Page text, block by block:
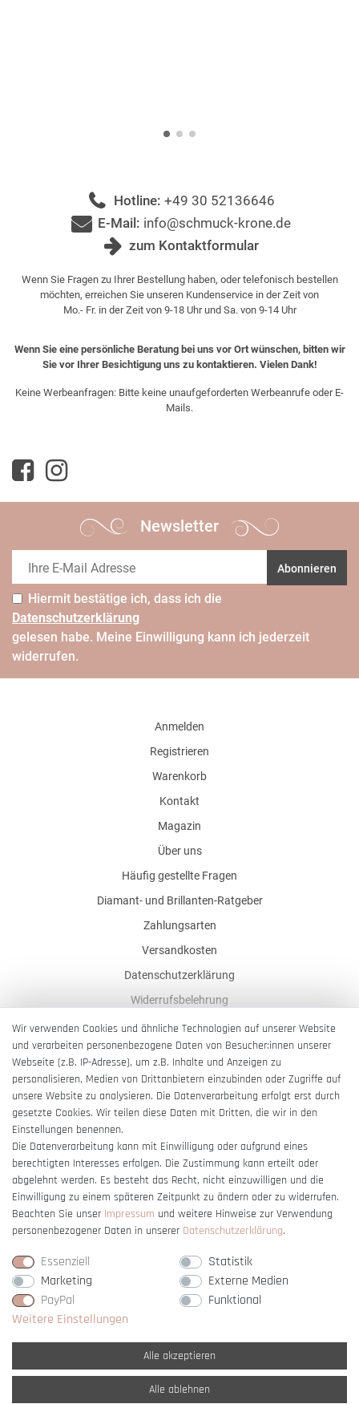
Hotline: +49 30 52136646
E-Mail: info@schmuck-krone.de
zum Kontaktformular
Wenn Sie Fragen zu Ihrer Bestellung haben, oder telefonisch bestellen
möchten, erreichen Sie unseren Kundenservice in der Zeit von
Mo.- Fr. in der Zeit von 9-18 Uhr und Sa. von 9-14 Uhr
Wenn Sie eine persönliche Beratung bei uns vor Ort wünschen, bitten wir
Sie vor Ihrer Besichtigung uns zu kontaktieren. Vielen Dank!
Keine Werbeanfragen: Bitte keine unaufgeforderten Werbeanrufe oder E-
Mails.
Newsletter
Abonnieren
Hiermit bestätige ich, dass ich die
Daten­schutz­erklärung
gelesen habe. Meine Einwilligung kann ich jederzeit
widerrufen.
Anmelden
Registrieren
Warenkorb
Kontakt
Magazin
Über uns
Häufig gestellte Fragen
Diamant- und Brillanten-Ratgeber
Zahlungsarten
Versandkosten
Datenschutzerklärung
Widerrufsbelehrung
AGB
Impressum
Barrierefreiheitserklärung
Vertrag widerrufen
Wir verwenden Cookies und ähnliche Technologien auf unserer Website
und verarbeiten personenbezogene Daten von Besucher:innen unserer
Webseite (z.B. IP-Adresse), um z.B. Inhalte und Anzeigen zu
personalisieren, Medien von Drittanbietern einzubinden oder Zugriffe auf
unsere Website zu analysieren. Die Datenverarbeitung erfolgt erst durch
gesetzte Cookies. Wir teilen diese Daten mit Dritten, die wir in den
Einstellungen benennen.
Die Datenverarbeitung kann mit Einwilligung oder aufgrund eines
berechtigten Interesses erfolgen. Die Zustimmung kann erteilt oder
abgelehnt werden. Es besteht das Recht, nicht einzuwilligen und die
Einwilligung zu einem späteren Zeitpunkt zu ändern oder zu widerrufen.
Beachten Sie unser Impressum und weitere Hinweise zur Verwendung
personenbezogener Daten in unserer Daten­schutz­erklärung.
Essenziell
Statistik
Marketing
Externe Medien
PayPal
Funktional
Weitere Einstellungen
Alle akzeptieren
Alle ablehnen